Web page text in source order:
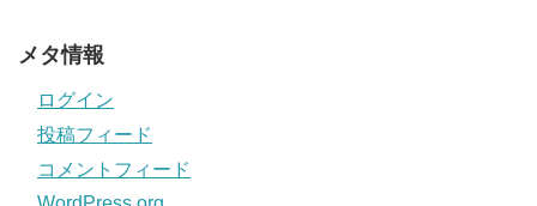
メタ情報
ログイン
投稿フィード
コメントフィード